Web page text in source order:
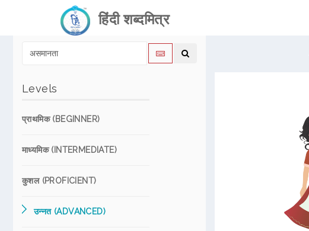
हिंदी शब्दमित्र
Levels
प्राथमिक (BEGINNER)
माध्यमिक (INTERMEDIATE)
कुशल (PROFICIENT)
उन्नत (ADVANCED)